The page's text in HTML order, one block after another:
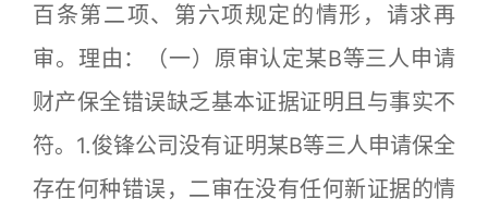
百条第二项、第六项规定的情形，请求再
审。理由：（一）原审认定某B等三人申请
财产保全错误缺乏基本证据证明且与事实不
符。1.俊锋公司没有证明某B等三人申请保全
存在何种错误，二审在没有任何新证据的情